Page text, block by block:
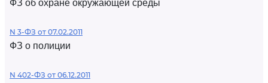
ФЗ об охране окружающей среды
N 3-ФЗ от 07.02.2011
ФЗ о полиции
N 402-ФЗ от 06.12.2011